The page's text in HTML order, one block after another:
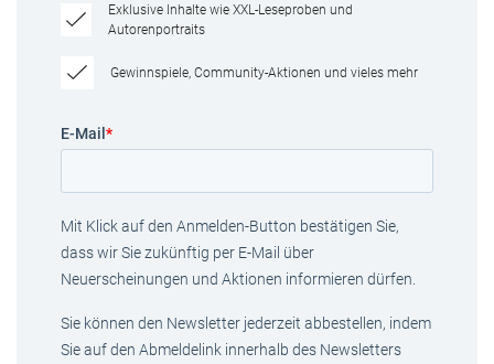
Exklusive Inhalte wie XXL-Leseproben und
Autorenportraits
Gewinnspiele, Community-Aktionen und vieles mehr
E-Mail *
Mit Klick auf den Anmelden-Button bestätigen Sie,
dass wir Sie zukünftig per E-Mail über
Neuerscheinungen und Aktionen informieren dürfen.
Sie können den Newsletter jederzeit abbestellen, indem
Sie auf den Abmeldelink innerhalb des Newsletters